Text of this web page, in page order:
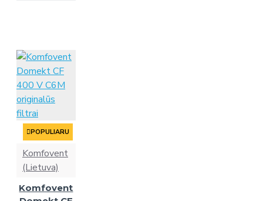
POPULIARU
Komfovent
(Lietuva)
Komfovent